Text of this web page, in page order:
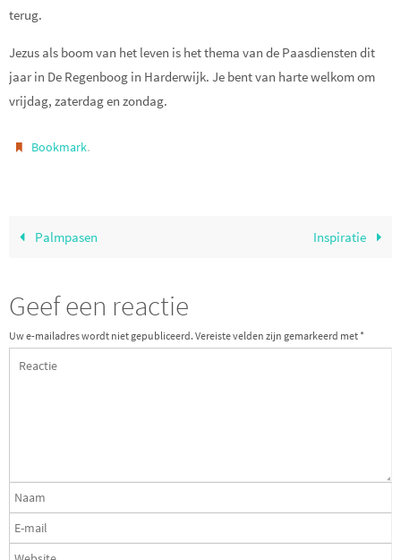
terug.
Jezus als boom van het leven is het thema van de Paasdiensten dit
jaar in De Regenboog in Harderwijk. Je bent van harte welkom om
vrijdag, zaterdag en zondag.
Bookmark.
Palmpasen Inspiratie
Geef een reactie
Uw e-mailadres wordt niet gepubliceerd. Vereiste velden zijn gemarkeerd met *